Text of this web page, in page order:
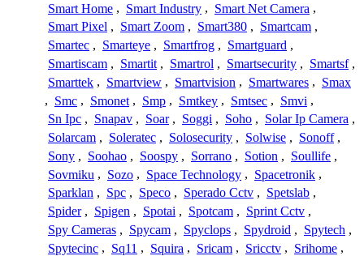
Smart Home , Smart Industry , Smart Net Camera ,
Smart Pixel , Smart Zoom , Smart380 , Smartcam ,
Smartec , Smarteye , Smartfrog , Smartguard ,
Smartiscam , Smartit , Smartrol , Smartsecurity , Smartsf ,
Smarttek , Smartview , Smartvision , Smartwares , Smax
, Smc , Smonet , Smp , Smtkey , Smtsec , Smvi ,
Sn Ipc , Snapav , Soar , Soggi , Soho , Solar Ip Camera ,
Solarcam , Soleratec , Solosecurity , Solwise , Sonoff ,
Sony , Soohao , Soospy , Sorrano , Sotion , Soullife ,
Sovmiku , Sozo , Space Technology , Spacetronik ,
Sparklan , Spc , Speco , Sperado Cctv , Spetslab ,
Spider , Spigen , Spotai , Spotcam , Sprint Cctv ,
Spy Cameras , Spycam , Spyclops , Spydroid , Spytech ,
Spytecinc , Sq11 , Squira , Sricam , Sricctv , Srihome ,